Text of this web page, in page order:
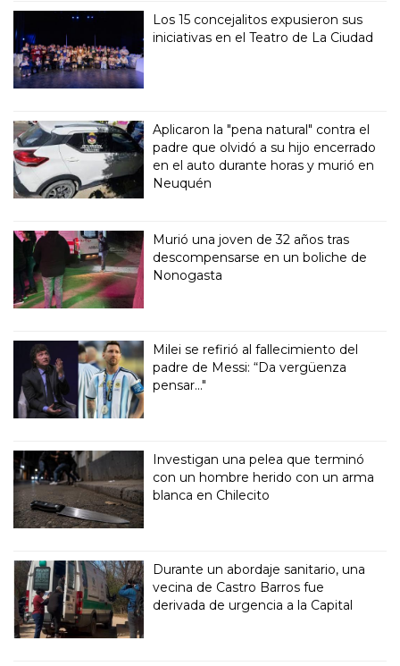
Los 15 concejalitos expusieron sus
iniciativas en el Teatro de La Ciudad
Aplicaron la "pena natural" contra el
padre que olvidó a su hijo encerrado
en el auto durante horas y murió en
Neuquén
Murió una joven de 32 años tras
descompensarse en un boliche de
Nonogasta
Milei se refirió al fallecimiento del
padre de Messi: “Da vergüenza
pensar..."
Investigan una pelea que terminó
con un hombre herido con un arma
blanca en Chilecito
Durante un abordaje sanitario, una
vecina de Castro Barros fue
derivada de urgencia a la Capital